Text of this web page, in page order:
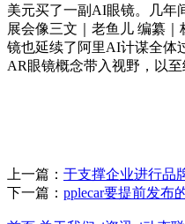
美元买了一副AI眼镜。几年
展会像三文｜老鱼儿 编纂
镜也延续了阿里AI计谋全体
AR眼镜概念带入视野，以
上一篇： 于支撑企业进行品
下一篇： pplecar要提前发布